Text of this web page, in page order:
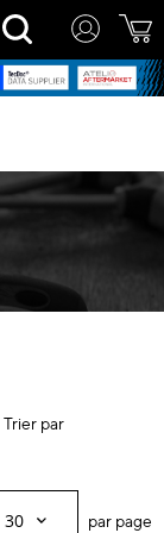
Rechercher
par page
Trier par